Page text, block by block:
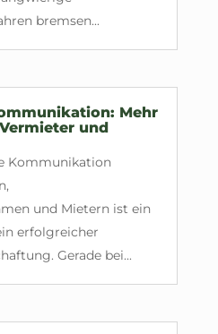
bremsen...
Mehr
und
Kommunikation
und Mietern ist ein
erfolgreicher
Gerade bei...